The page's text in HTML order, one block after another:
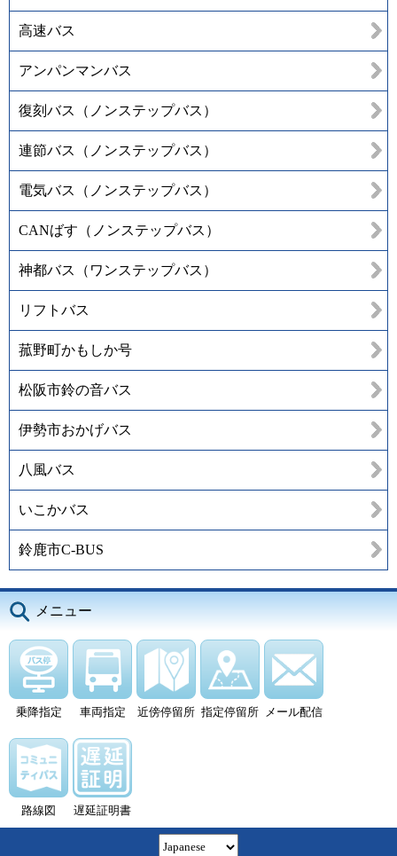
高速バス
アンパンマンバス
復刻バス（ノンステップバス）
連節バス（ノンステップバス）
電気バス（ノンステップバス）
CANばす（ノンステップバス）
神都バス（ワンステップバス）
リフトバス
菰野町かもしか号
松阪市鈴の音バス
伊勢市おかげバス
八風バス
いこかバス
鈴鹿市C-BUS
メニュー
乗降指定 車両指定 近傍停留所 指定停留所 メール配信
路線図 遅延証明書